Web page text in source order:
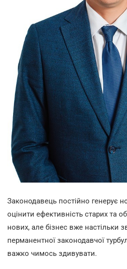
Законодавець постійно генерує
оцінити ефективність старих та
нових, але бізнес вже настільки
перманентної законодавчої
важко чимось здивувати.